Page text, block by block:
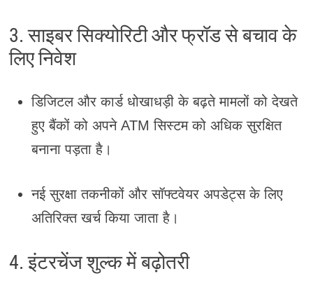
3. साइबर सिक्योरिटी और फ्रॉड से बचाव के
लिए निवेश
डिजिटल और कार्ड धोखाधड़ी के बढ़ते मामलों को देखते
हुए बैंकों को अपने ATM सिस्टम को अधिक सुरक्षित
बनाना पड़ता है।
नई सुरक्षा तकनीकों और सॉफ्टवेयर अपडेट्स के लिए
अतिरिक्त खर्च किया जाता है।
4. इंटरचेंज शुल्क में बढ़ोतरी